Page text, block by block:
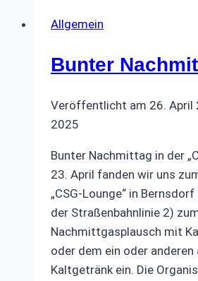
Allgemein
Bunter
Veröffentlicht am 26. April
2025
Bunter Nachmittag in der
23. April fanden wir uns
„CSG-Lounge“ in
der Straßenbahnlinie 2)
Nachmittgasplausch mit
oder dem ein oder anderen
Kaltgetränk ein. Die